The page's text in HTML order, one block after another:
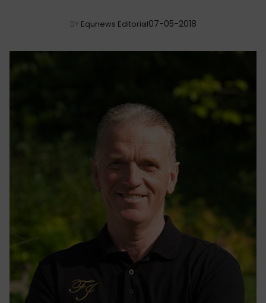
BY Equnews Editorial07-05-2018